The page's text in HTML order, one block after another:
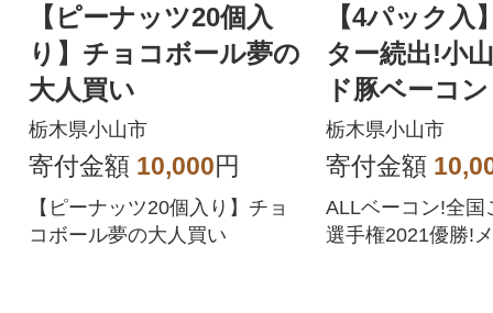
【ピーナッツ20個入
り】チョコボール夢の
大人買い
栃木県小山市
寄付金額 10,000円
【ピーナッツ20個入り】チョ
コボール夢の大人買い
【4パック入
ター続出!小
ド豚ベーコン
栃木県小山市
寄付金額
ALLベーコン!全国
選手権2021優勝!